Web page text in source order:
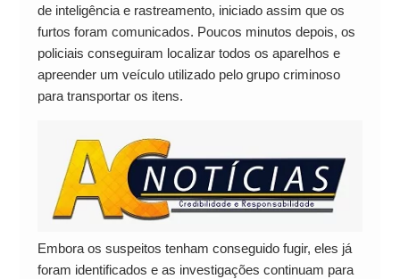
de inteligência e rastreamento, iniciado assim que os
furtos foram comunicados. Poucos minutos depois, os
policiais conseguiram localizar todos os aparelhos e
apreender um veículo utilizado pelo grupo criminoso
para transportar os itens.
Embora os suspeitos tenham conseguido fugir, eles já
foram identificados e as investigações continuam para